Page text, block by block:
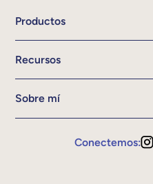
Productos
Recursos
Sobre mí
Conectemos: